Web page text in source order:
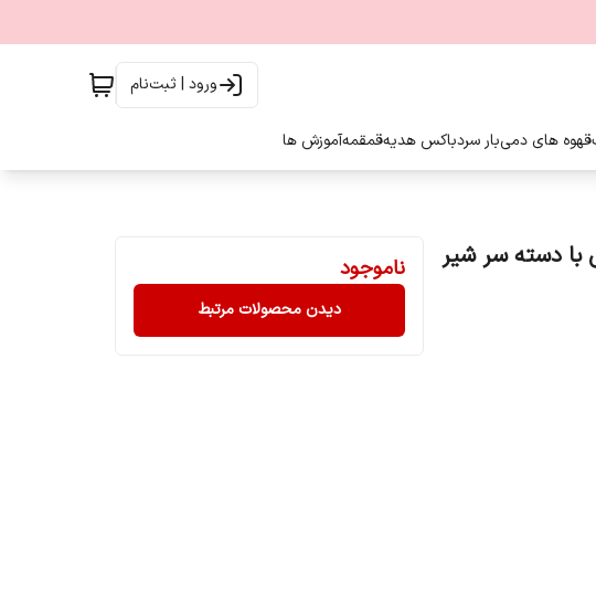
ورود | ثبت‌نام
قهوه های دمیبار سردباکس هدیهقمقمهآموزش ها
دسته سر شیر
ناموجود
دیدن محصولات مرتبط